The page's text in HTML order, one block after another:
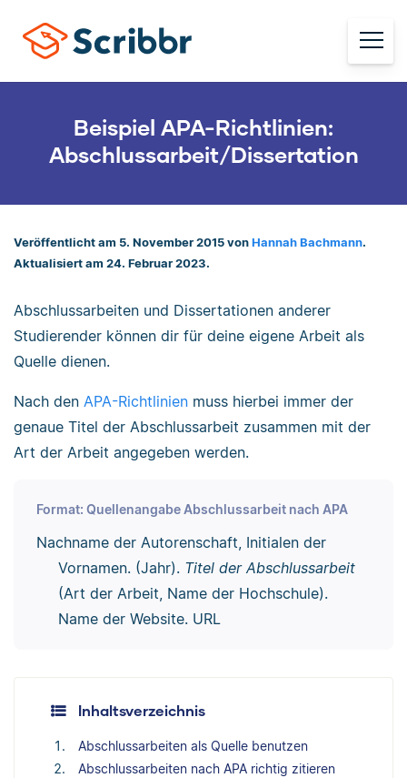
Beispiel APA-Richtlinien:
Abschlussarbeit/Dissertation
Veröffentlicht am 5. November 2015 von Hannah Bachmann.
Aktualisiert am 24. Februar 2023.
Abschlussarbeiten und Dissertationen anderer
Studierender können dir für deine eigene Arbeit als
Quelle dienen.
Nach den APA-Richtlinien muss hierbei immer der
genaue Titel der Abschlussarbeit zusammen mit der
Art der Arbeit angegeben werden.
Format: Quellenangabe Abschlussarbeit nach APA
Nachname der Autorenschaft, Initialen der
Vornamen. (Jahr). Titel der Abschlussarbeit
(Art der Arbeit, Name der Hochschule).
Name der Website. URL
Inhaltsverzeichnis
Abschlussarbeiten als Quelle benutzen
Abschlussarbeiten nach APA richtig zitieren